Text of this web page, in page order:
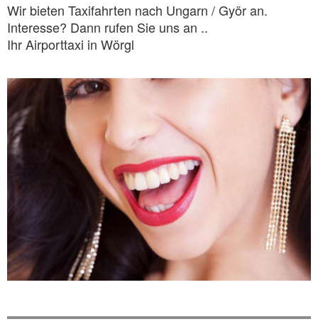
Wir bieten Taxifahrten nach Ungarn / Györ an.
Interesse? Dann rufen Sie uns an ..
Ihr Airporttaxi in Wörgl